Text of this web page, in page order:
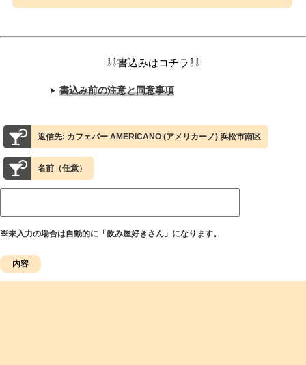
⇩⇩書込みはコチラ⇩⇩
書込み前の注意と同意事項
返信先: カフェバー AMERICANO (アメリカーノ) 浜松市南区
名前（任意）
※未入力の場合は自動的に「飲み屋好きさん」になります。